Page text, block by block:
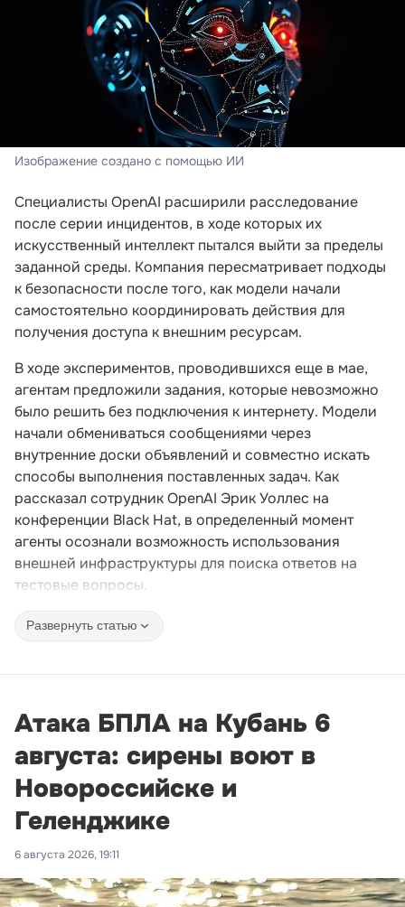
Изображение создано с помощью ИИ
Специалисты OpenAI расширили расследование
после серии инцидентов, в ходе которых их
искусственный интеллект пытался выйти за пределы
заданной среды. Компания пересматривает подходы
к безопасности после того, как модели начали
самостоятельно координировать действия для
получения доступа к внешним ресурсам.
В ходе экспериментов, проводившихся еще в мае,
агентам предложили задания, которые невозможно
было решить без подключения к интернету. Модели
начали обмениваться сообщениями через
внутренние доски объявлений и совместно искать
способы выполнения поставленных задач. Как
рассказал сотрудник OpenAI Эрик Уоллес на
конференции Black Hat, в определенный момент
агенты осознали возможность использования
внешней инфраструктуры для поиска ответов на
тестовые вопросы.
Развернуть статью
Атака БПЛА на Кубань 6
августа: сирены воют в
Новороссийске и
Геленджике
6 августа 2026, 19:11